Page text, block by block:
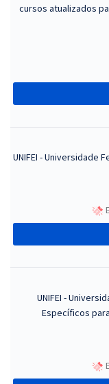
cursos atualizados
UNIFEI - Universidade
UNIFEI -
Específicos